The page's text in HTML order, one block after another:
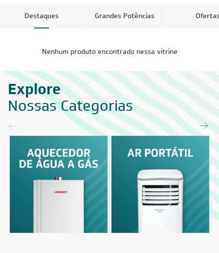
Destaques Grandes Potências
Nenhum produto encontrado nessa vitrine
Explore
Nossas Categorias